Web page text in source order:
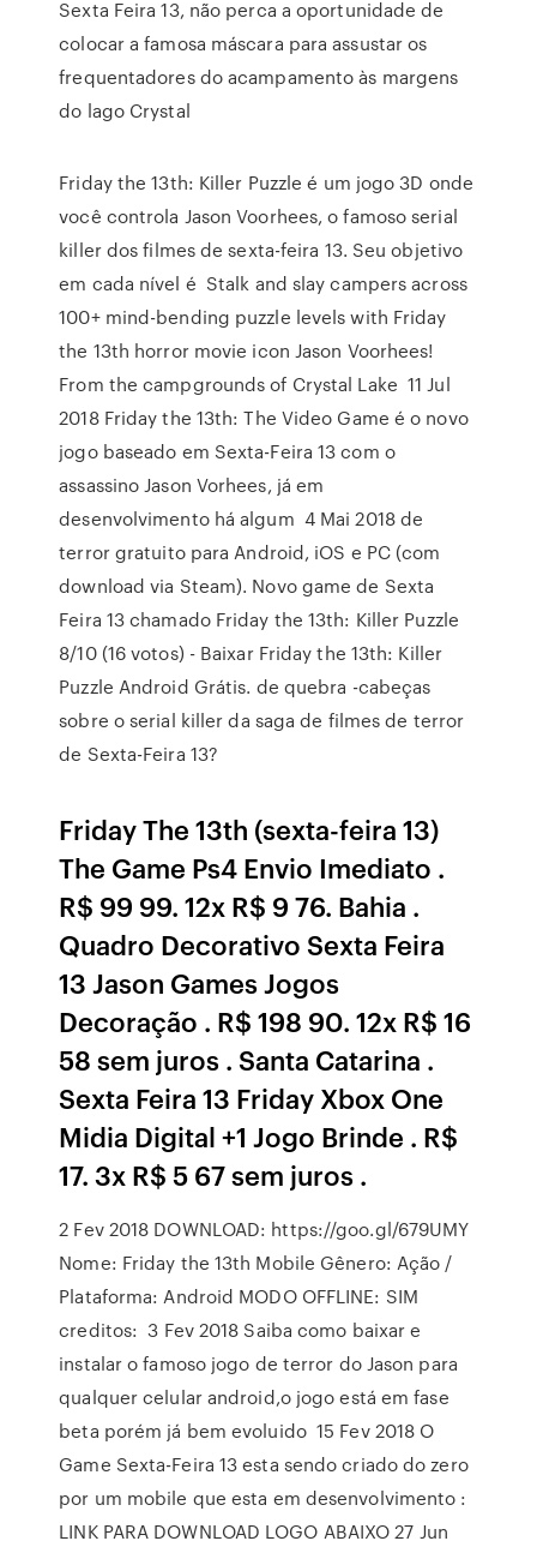
Sexta Feira 13, não perca a oportunidade de
colocar a famosa máscara para assustar os
frequentadores do acampamento às margens
do lago Crystal
Friday the 13th: Killer Puzzle é um jogo 3D onde
você controla Jason Voorhees, o famoso serial
killer dos filmes de sexta-feira 13. Seu objetivo
em cada nível é Stalk and slay campers across
100+ mind-bending puzzle levels with Friday
the 13th horror movie icon Jason Voorhees!
From the campgrounds of Crystal Lake 11 Jul
2018 Friday the 13th: The Video Game é o novo
jogo baseado em Sexta-Feira 13 com o
assassino Jason Vorhees, já em
desenvolvimento há algum 4 Mai 2018 de
terror gratuito para Android, iOS e PC (com
download via Steam). Novo game de Sexta
Feira 13 chamado Friday the 13th: Killer Puzzle
8/10 (16 votos) - Baixar Friday the 13th: Killer
Puzzle Android Grátis. de quebra -cabeças
sobre o serial killer da saga de filmes de terror
de Sexta-Feira 13?
Friday The 13th (sexta-feira 13)
The Game Ps4 Envio Imediato .
R$ 99 99. 12x R$ 9 76. Bahia .
Quadro Decorativo Sexta Feira
13 Jason Games Jogos
Decoração . R$ 198 90. 12x R$ 16
58 sem juros . Santa Catarina .
Sexta Feira 13 Friday Xbox One
Midia Digital +1 Jogo Brinde . R$
17. 3x R$ 5 67 sem juros .
2 Fev 2018 DOWNLOAD: https://goo.gl/679UMY
Nome: Friday the 13th Mobile Gênero: Ação /
Plataforma: Android MODO OFFLINE: SIM
creditos: 3 Fev 2018 Saiba como baixar e
instalar o famoso jogo de terror do Jason para
qualquer celular android,o jogo está em fase
beta porém já bem evoluido 15 Fev 2018 O
Game Sexta-Feira 13 esta sendo criado do zero
por um mobile que esta em desenvolvimento :
LINK PARA DOWNLOAD LOGO ABAIXO 27 Jun